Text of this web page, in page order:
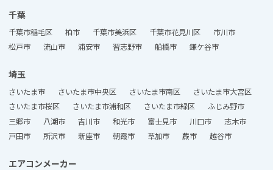
千葉
千葉市稲毛区 柏市 千葉市美浜区 千葉市花見川区
市川市
松戸市
流山市 浦安市 習志野市 船橋市 鎌ケ谷市
埼玉
さいたま市 さいたま市中央区 さいたま市南区
さいたま市大宮区
さいたま市桜区
さいたま市浦和区 さいたま市緑区
ふじみ野市
三郷市
八潮市 吉川市 和光市 富士見市 川口市
志木市
戸田市
所沢市 新座市 朝霞市 草加市 蕨市 越谷市
エアコンメーカー